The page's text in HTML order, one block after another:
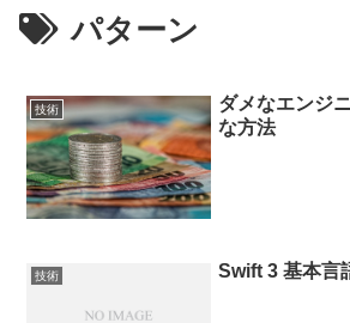
パターン
技術
ダメなエンジ
な方法
技術 Swift 3 基本言